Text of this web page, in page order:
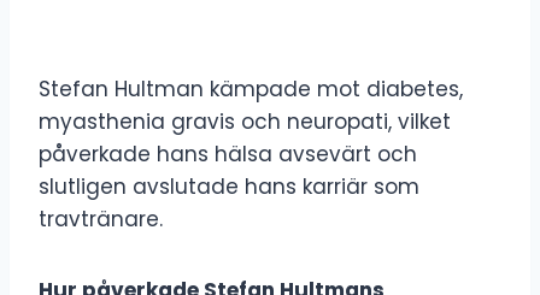
Stefan Hultman kämpade mot diabetes,
myasthenia gravis och neuropati, vilket
påverkade hans hälsa avsevärt och
slutligen avslutade hans karriär som
travtränare.